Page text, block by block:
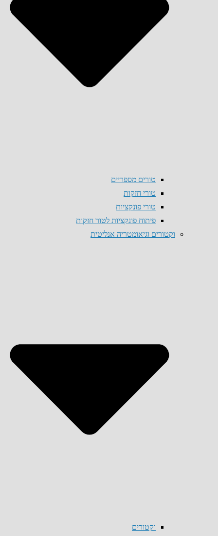
טורים מספריים
טורי חזקות
טורי פונקציות
פיתוח פונקציות לטור חזקות
וקטורים וגיאומטריה אנליטית
וקטורים